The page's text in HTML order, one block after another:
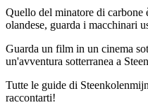
Quello del minatore di carbone
olandese, guarda i macchinari
Guarda un film in un cinema
un'avventura sotterranea a
Tutte le guide di
raccontarti!